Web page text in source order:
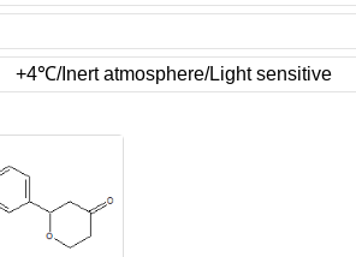
+4℃/Inert atmosphere/Light sensitive